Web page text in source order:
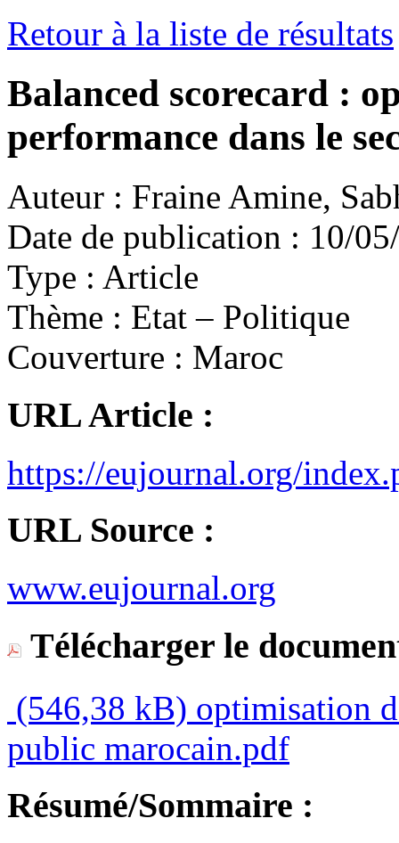
Retour à la liste de résultats
Balanced scorecard :
performance dans le
Auteur : Fraine Amine,
Date de publication : 10/
Type : Article
Thème : Etat – Politique
Couverture : Maroc
URL Article :
https://eujournal.org/
URL Source :
www.eujournal.org
Télécharger le
(546,38 kB) optimisation
public marocain.pdf
Résumé/Sommaire :